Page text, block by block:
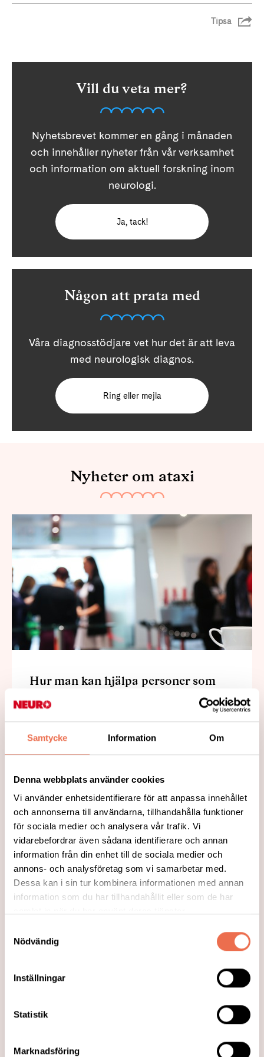
Samtycke Information Om
Denna webbplats använder cookies
Vi använder enhetsidentifierare för att anpassa innehållet
och annonserna till användarna, tillhandahålla funktioner
för sociala medier och analysera vår trafik. Vi
vidarebefordrar även sådana identifierare och annan
information från din enhet till de sociala medier och
annons- och analysföretag som vi samarbetar med.
Dessa kan i sin tur kombinera informationen med annan
information som du har tillhandahållit eller som de har
Nödvändig
Inställningar
Statistik
Marknadsföring
Tipsa
Vill du veta mer?
Nyhetsbrevet kommer en gång i månaden
och innehåller nyheter från vår verksamhet
och information om aktuell forskning inom
neurologi.
Ja, tack!
Någon att prata med
Våra diagnosstödjare vet hur det är att leva
med neurologisk diagnos.
Ring eller mejla
Nyheter om ataxi
Hur man kan hjälpa personer som
Spasticitet är en ofrivillig ökad
muskelspänning som uppstår när hjärnan
eller ryggmärgen skadas. Det är ett av de
exempelvis stroke, traumatisk hjärnskada,
cerebral pares eller syrebrist. Men kan
förekomma vid flera neurologiska
diagnoser.
2026-03-30